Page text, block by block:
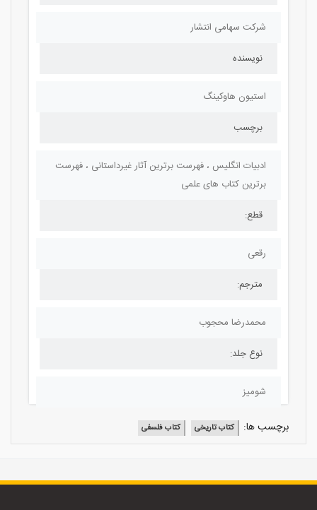
شرکت سهامی انتشار
نویسنده
استیون هاوکینگ
برچسب
ادبیات انگلیس ، فهرست برترین آثار غیرداستانی ، فهرست
برترین کتاب های علمی
قطع:
رقعی
مترجم:
محمدرضا محجوب
نوع جلد:
شومیز
برچسب ها: کتاب تاریخی کتاب فلسفی